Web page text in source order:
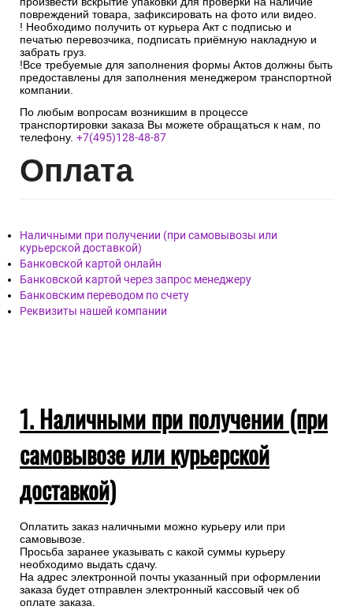
повреждений товара, зафиксировать на фото или видео.
! Необходимо получить от курьера Акт с подписью и
печатью перевозчика, подписать приёмную накладную и
забрать груз.
!Все требуемые для заполнения формы Актов должны быть
предоставлены для заполнения менеджером транспортной
компании.
По любым вопросам возникшим в процессе
транспортировки заказа Вы можете обращаться к нам, по
телефону. +7(495)128-48-87
Оплата
Наличными при получении (при самовывозы или
курьерской доставкой)
Банковской картой онлайн
Банковской картой через запрос менеджеру
Банковским переводом по счету
Реквизиты нашей компании
1. Наличными при получении (при
самовывозе или курьерской
доставкой)
Оплатить заказ наличными можно курьеру или при
самовывозе.
Просьба заранее указывать с какой суммы курьеру
необходимо выдать сдачу.
На адрес электронной почты указанный при оформлении
заказа будет отправлен электронный кассовый чек об
оплате заказа.